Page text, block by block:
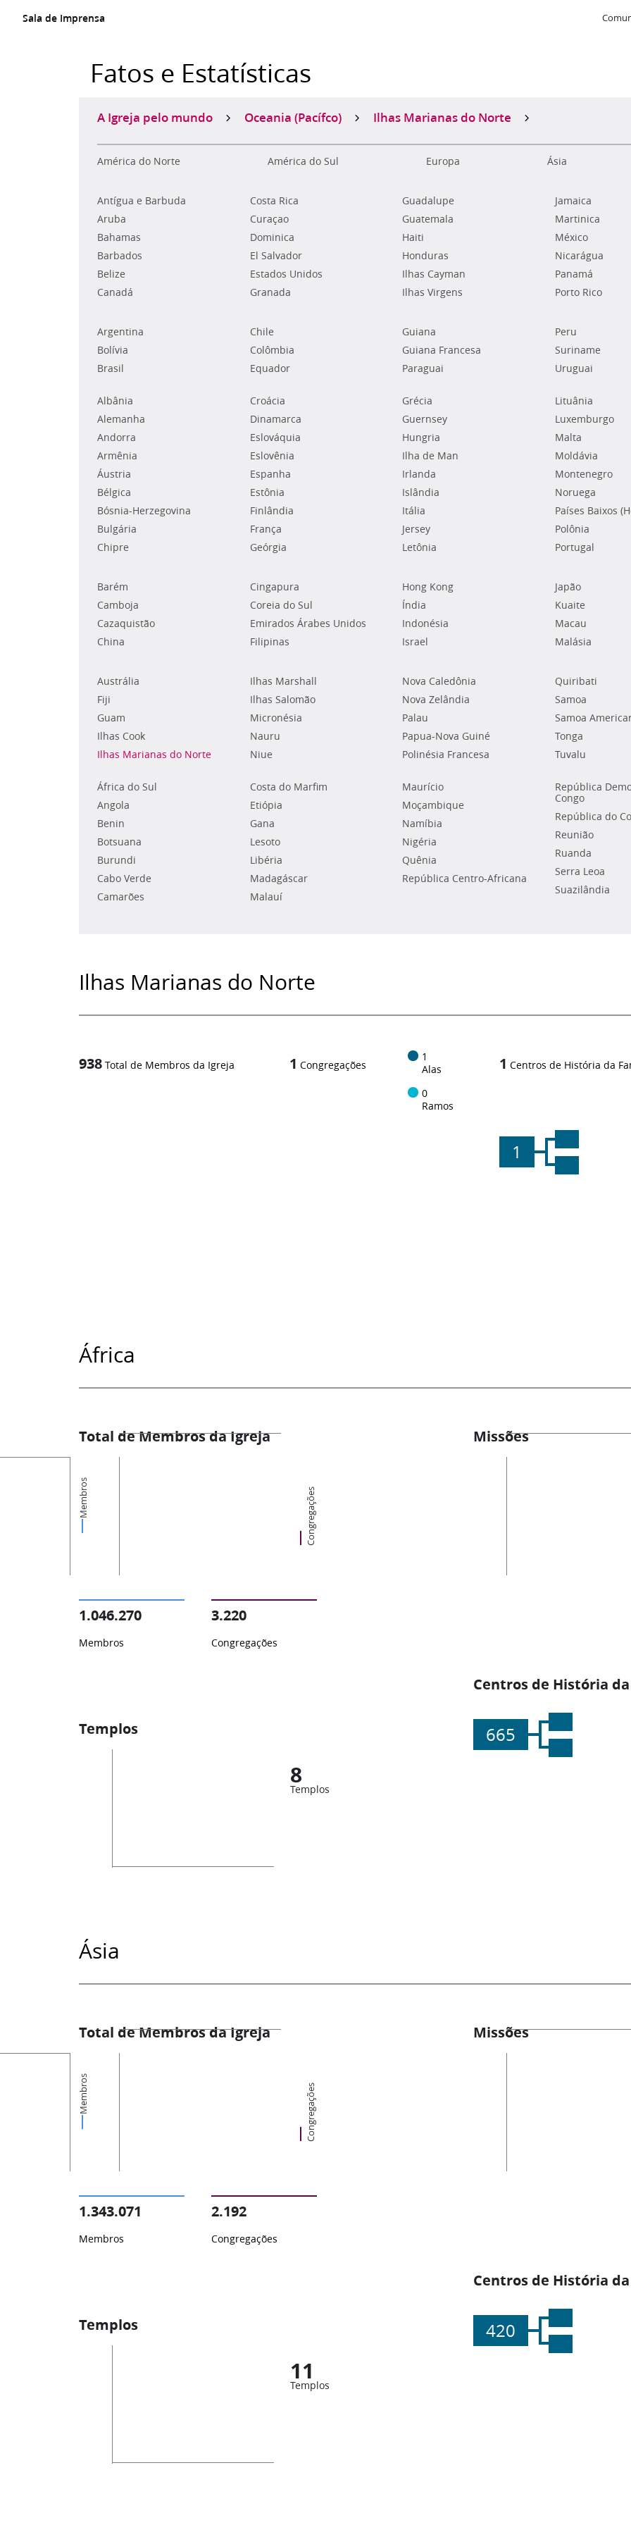
Sala de Imprensa
Fatos e Estatísticas
A Igreja pelo mundo Oceania (Pacífco) Ilhas Marianas do Norte
América do Norte América do Sul Europa Ásia
Antígua e Barbuda
Aruba
Bahamas
Barbados
Belize
Canadá
Costa Rica
Curaçao
Dominica
El Salvador
Estados Unidos
Granada
Guadalupe
Guatemala
Haiti
Honduras
Ilhas Cayman
Ilhas Virgens
Jamaica
Martinica
México
Nicarágua
Panamá
Porto Rico
Argentina
Bolívia
Brasil
Chile
Colômbia
Equador
Guiana
Guiana Francesa
Paraguai
Peru
Suriname
Uruguai
Albânia
Alemanha
Andorra
Armênia
Áustria
Bélgica
Bósnia-Herzegovina
Bulgária
Chipre
Croácia
Dinamarca
Eslováquia
Eslovênia
Espanha
Estônia
Finlândia
França
Geórgia
Grécia
Guernsey
Hungria
Ilha de Man
Irlanda
Islândia
Itália
Jersey
Letônia
Lituânia
Luxemburgo
Malta
Moldávia
Montenegro
Noruega
Países Baixos
Polônia
Portugal
Barém
Camboja
Cazaquistão
China
Cingapura
Coreia do Sul
Emirados Árabes Unidos
Filipinas
Hong Kong
Índia
Indonésia
Israel
Japão
Kuaite
Macau
Malásia
Austrália
Fiji
Guam
Ilhas Cook
Ilhas Marianas do Norte
Ilhas Marshall
Ilhas Salomão
Micronésia
Nauru
Niue
Nova Caledônia
Nova Zelândia
Palau
Papua-Nova Guiné
Polinésia Francesa
Quiribati
Samoa
Samoa
Tonga
Tuvalu
África do Sul
Angola
Benin
Botsuana
Burundi
Cabo Verde
Camarões
Costa do Marfim
Etiópia
Gana
Lesoto
Libéria
Madagáscar
Malauí
Maurício
Moçambique
Namíbia
Nigéria
Quênia
República Centro-Africana
República
Congo
República do
Reunião
Ruanda
Serra Leoa
Suazilândia
Ilhas Marianas do Norte
938 Total de Membros da Igreja 1 Congregações
1
Alas
0
Ramos
1 Centros de História da
1
África
Total de Membros da Igreja
Membros Congregações
1.046.270
Membros
3.220
Congregações
Missões
Centros de História
665
Templos
8
Templos
Ásia
Total de Membros da Igreja
Membros Congregações
1.343.071
Membros
2.192
Congregações
Missões
Centros de História
420
Templos
11
Templos